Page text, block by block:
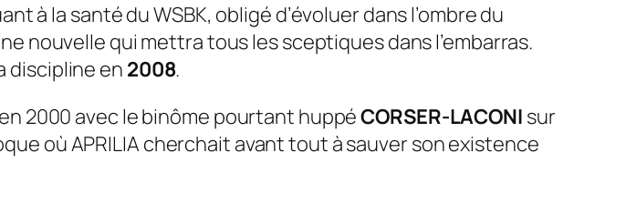
à la santé du WSBK, obligé d’évoluer dans l’ombre du
nouvelle qui mettra tous les sceptiques dans l’embarras.
discipline en 2008.
2000 avec le binôme pourtant huppéCORSER-LACONI sur
où APRILIA cherchait avant tout à sauver son existence